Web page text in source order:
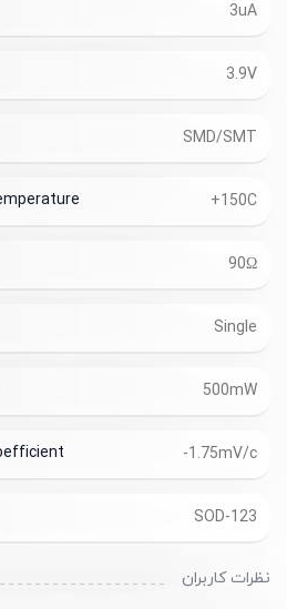
-55C
Reel
3uA
3.9V
SMD/SMT
+150C
90Ω
Single
500mW
-1.75mV/c